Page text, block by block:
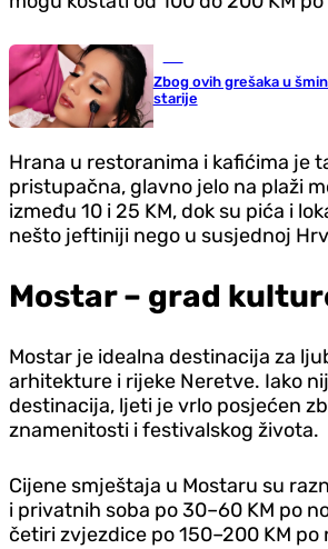
Zbog ovih grešaka u
starije
Hrana u restoranima i kafićima je
pristupačna, glavno jelo na plaži
između 10 i 25 KM, dok su pića i
nešto jeftiniji nego u susjednoj
Mostar – grad
Mostar je idealna destinacija za
arhitekture i rijeke Neretve. Iako
destinacija, ljeti je vrlo posjećen
znamenitosti i festivalskog života.
Cijene smještaja u Mostaru su
i privatnih soba po 30–60 KM po
četiri zvjezdice po 150–200 KM po